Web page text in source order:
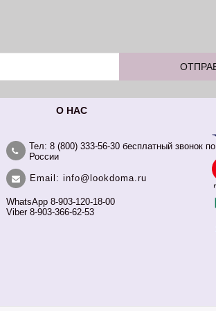
О НАС
Тел: 8 (800) 333-56-30 бесплатный звонок по
России
Email: info@lookdoma.ru
WhatsApp 8-903-120-18-00
Viber 8-903-366-62-53